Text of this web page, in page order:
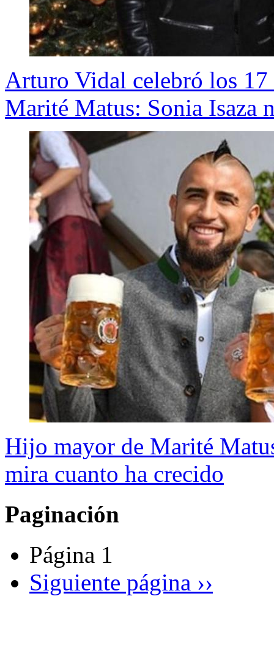
Arturo Vidal celebró los
Marité Matus: Sonia Isaza
Hijo mayor de Marité
mira cuanto ha crecido
Paginación
Página 1
Siguiente página ››